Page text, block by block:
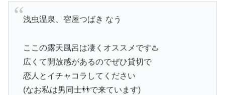
浅虫温泉、宿屋つばき なう
ここの露天風呂は凄くオススメです♨️
広くて開放感があるのでぜひ貸切で
恋人とイチャコラしてください
(なお私は男同士👬で来ています)